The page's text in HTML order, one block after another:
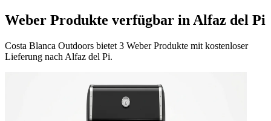
Weber Produkte verfügbar in Alfaz del Pi
Costa Blanca Outdoors bietet 3 Weber Produkte mit kostenloser
Lieferung nach Alfaz del Pi.